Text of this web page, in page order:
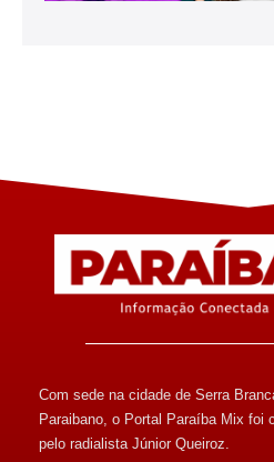
Com sede na cidade de Serra
Paraibano, o Portal Paraíba Mix foi
pelo radialista Júnior Queiroz.